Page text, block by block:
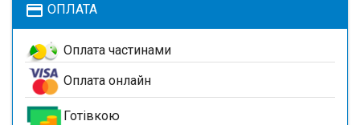
payment ОПЛАТА
Оплата частинами
Оплата онлайн
Готівкою